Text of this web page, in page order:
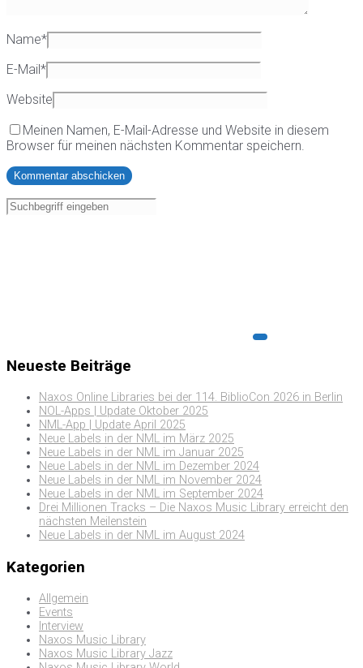
Name*
E-Mail*
Website
Meinen Namen, E-Mail-Adresse und Website in diesem
Browser für meinen nächsten Kommentar speichern.
Neueste Beiträge
Naxos Online Libraries bei der 114. BiblioCon 2026 in Berlin
NOL-Apps | Update Oktober 2025
NML-App | Update April 2025
Neue Labels in der NML im März 2025
Neue Labels in der NML im Januar 2025
Neue Labels in der NML im Dezember 2024
Neue Labels in der NML im November 2024
Neue Labels in der NML im September 2024
Drei Millionen Tracks – Die Naxos Music Library erreicht den
nächsten Meilenstein
Neue Labels in der NML im August 2024
Kategorien
Allgemein
Events
Interview
Naxos Music Library
Naxos Music Library Jazz